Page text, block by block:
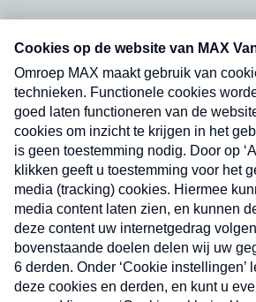
nieuwsbrief. Elke vrijdag- en
uw mailbox.
Nieuwsbrief